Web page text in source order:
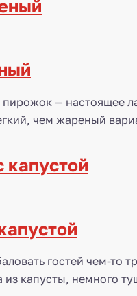
пирожок — настоящее
чем жареный
гостей чем-то
из капусты, немного